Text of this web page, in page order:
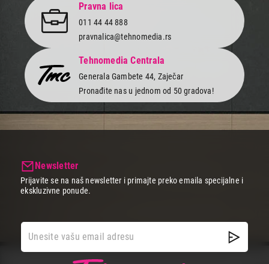
Pravna lica
011 44 44 888
pravnalica@tehnomedia.rs
Tehnomedia Centrala
Generala Gambete 44, Zaječar
Pronađite nas u jednom od 50 gradova!
Newsletter
Prijavite se na naš newsletter i primajte preko emaila specijalne i
ekskluzivne ponude.